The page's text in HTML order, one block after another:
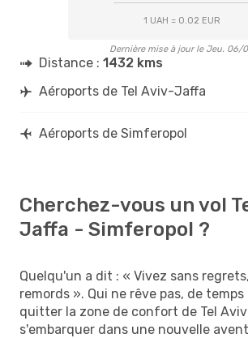
1 UAH = 0.02 EUR
Dernière mise à jour le Jeu. 06/
Distance : 1432 kms
Aéroports de Tel Aviv-Jaffa
Aéroports de Simferopol
Cherchez-vous un vol
Jaffa - Simferopol ?
Quelqu'un a dit : « Vivez sans
remords ». Qui ne rêve pas, de
quitter la zone de confort de Tel
s'embarquer dans une nouvelle